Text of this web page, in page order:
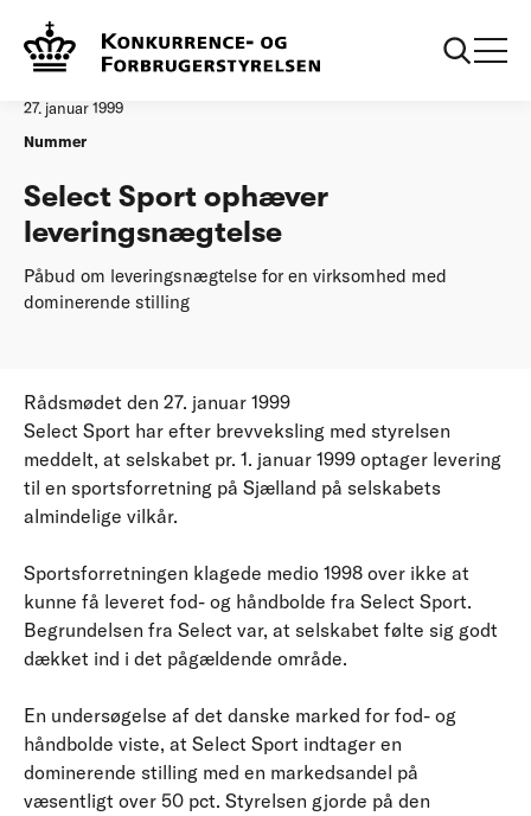
Afgørelser
27. januar 1999
Nummer
Select Sport ophæver
leveringsnægtelse
Påbud om leveringsnægtelse for en virksomhed med
dominerende stilling
Rådsmødet den 27. januar 1999
Select Sport har efter brevveksling med styrelsen
meddelt, at selskabet pr. 1. januar 1999 optager levering
til en sportsforretning på Sjælland på selskabets
almindelige vilkår.
Sportsforretningen klagede medio 1998 over ikke at
kunne få leveret fod- og håndbolde fra Select Sport.
Begrundelsen fra Select var, at selskabet følte sig godt
dækket ind i det pågældende område.
En undersøgelse af det danske marked for fod- og
håndbolde viste, at Select Sport indtager en
dominerende stilling med en markedsandel på
væsentligt over 50 pct. Styrelsen gjorde på den